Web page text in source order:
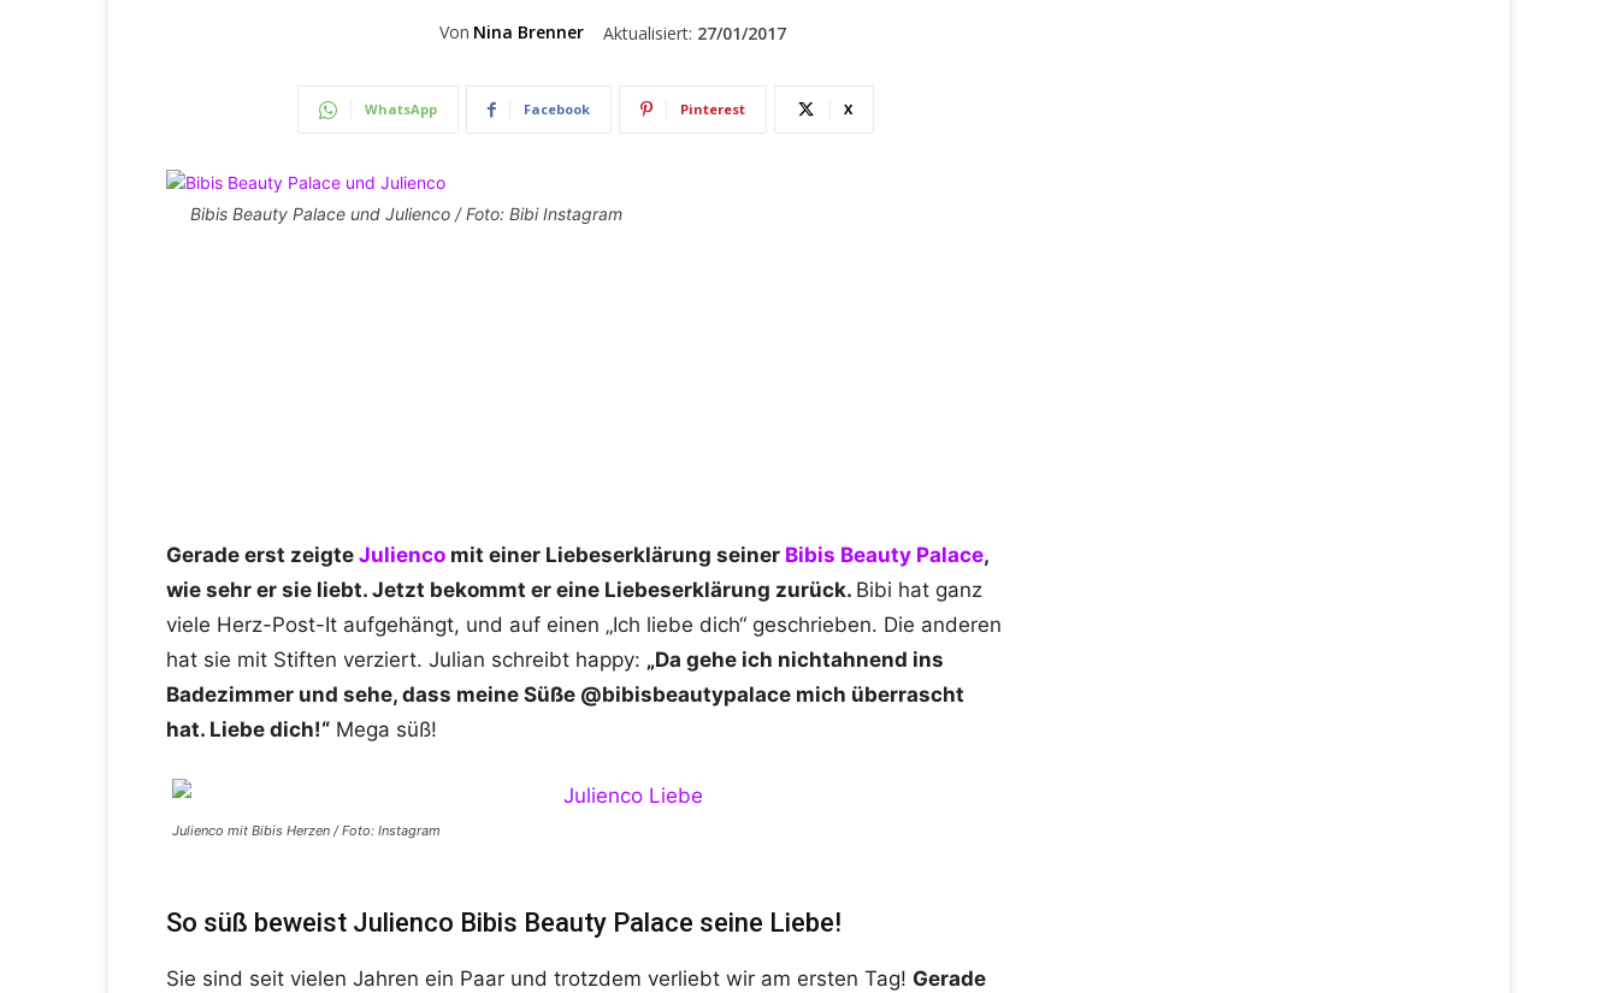
Von Nina Brenner Aktualisiert: 27/01/2017
WhatsApp Facebook Pinterest X
Bibis Beauty Palace und Julienco / Foto: Bibi Instagram
Gerade erst zeigte Julienco mit einer Liebeserklärung seiner Bibis Beauty Palace,
wie sehr er sie liebt. Jetzt bekommt er eine Liebeserklärung zurück. Bibi hat ganz
viele Herz-Post-It aufgehängt, und auf einen „Ich liebe dich“ geschrieben. Die anderen
hat sie mit Stiften verziert. Julian schreibt happy: „Da gehe ich nichtahnend ins
Badezimmer und sehe, dass meine Süße @bibisbeautypalace mich überrascht
hat. Liebe dich!“ Mega süß!
Julienco mit Bibis Herzen / Foto: Instagram
So süß beweist Julienco Bibis Beauty Palace seine Liebe!
Sie sind seit vielen Jahren ein Paar und trotzdem verliebt wir am ersten Tag! Gerade